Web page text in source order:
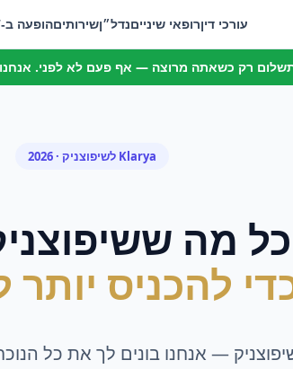
עורכי דיןרופאי שינייםנדל״ןשירותיםהופעה ב-ChatGPT
רק כשאתה מרוצה — אף פעם לא לפני. אנחנו
Klarya ל שיפוצניק · 2026
כל מה ש
להכניס יותר
— אנחנו בונים לך את כל